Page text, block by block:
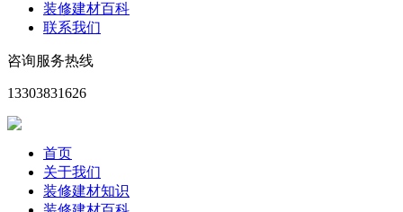
装修建材百科
联系我们
咨询服务热线
13303831626
首页
关于我们
装修建材知识